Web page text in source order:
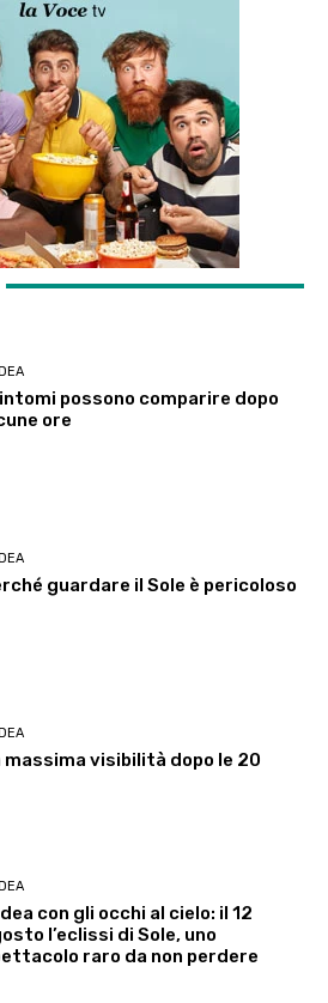
possono comparire dopo
ore
guardare il Sole è pericoloso
massima visibilità dopo le 20
con gli occhi al cielo: il 12
l’eclissi di Sole, uno
raro da non perdere